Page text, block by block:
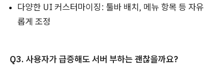
다양한 UI 커스터마이징: 툴바 배치, 메뉴 항목 등 자유
롭게 조정
Q3. 사용자가 급증해도 서버 부하는 괜찮을까요?